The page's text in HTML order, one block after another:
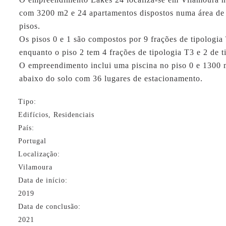
com 3200 m2 e 24 apartamentos dispostos numa área
pisos.
Os pisos 0 e 1 são compostos por 9 frações de tipologia
enquanto o piso 2 tem 4 frações de tipologia T3 e 2 de
O empreendimento inclui uma piscina no piso 0 e 1300
abaixo do solo com 36 lugares de estacionamento.
Tipo:
Edifícios, Residenciais
País:
Portugal
Localização:
Vilamoura
Data de início:
2019
Data de conclusão:
2021